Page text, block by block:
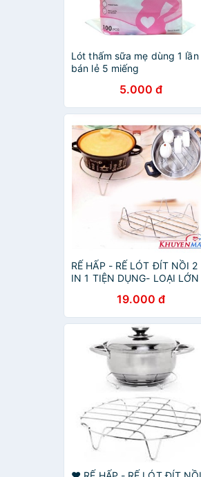
Lót thấm sữa mẹ dùng 1 lần
bán lẻ 5 miếng
5.000 đ
RẾ HẤP - RẾ LÓT ĐÍT NỒI 2
IN 1 TIỆN DỤNG- LOẠI LỚN
19.000 đ